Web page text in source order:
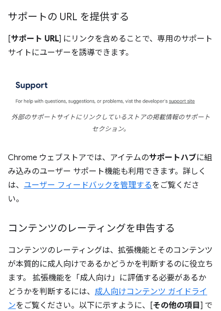
サポートの URL を提供する
[サポート URL] にリンクを含めることで、専用のサポート
サイトにユーザーを誘導できます。
外部のサポートサイトにリンクしているストアの掲載情報のサポート
セクション。
Chrome ウェブストアでは、アイテムのサポートハブに組
み込みのユーザー サポート機能も利用できます。詳しく
は、 ユーザー フィードバックを管理するをご覧くださ
い。
コンテンツのレーティングを申告する
コンテンツのレーティングは、拡張機能とそのコンテンツ
が本質的に成人向けであるかどうかを判断するのに役立ち
ます。 拡張機能を「成人向け」に評価する必要があるか
どうかを判断するには、 成人向けコンテンツ ガイドライ
ンをご覧ください。以下に示すように、[その他の項目] で